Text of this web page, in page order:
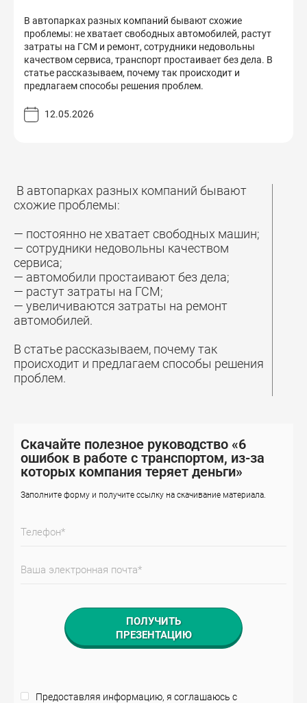
В автопарках разных компаний бывают схожие
проблемы: не хватает свободных автомобилей, растут
затраты на ГСМ и ремонт, сотрудники недовольны
качеством сервиса, транспорт простаивает без дела. В
статье рассказываем, почему так происходит и
предлагаем способы решения проблем.
12.05.2026
В автопарках разных компаний бывают
схожие проблемы:
— постоянно не хватает свободных машин;
— сотрудники недовольны качеством
сервиса;
— автомобили простаивают без дела;
— растут затраты на ГСМ;
— увеличиваются затраты на ремонт
автомобилей.
В статье рассказываем, почему так
происходит и предлагаем способы решения
проблем.
Скачайте полезное руководство «6
ошибок в работе с транспортом, из-за
которых компания теряет деньги»
Заполните форму и получите ссылку на скачивание материала.
Предоставляя информацию, я соглашаюсь с